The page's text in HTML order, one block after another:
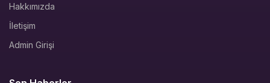
Hakkımızda
İletişim
Admin Girişi